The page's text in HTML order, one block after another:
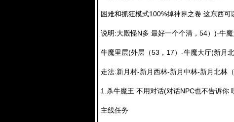
困难和抓狂模式100%掉神界之卷 这东西
说明:大殿怪N多 最好一个个清，54）)-牛
牛魔里层(外层（53，17）-牛魔大厅(新月
走法:新月村-新月西林-新月中林-新月北林
1.杀牛魔王 不用对话(对话NPC也不告诉你
主线任务